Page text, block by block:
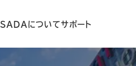
SADAについてサポート